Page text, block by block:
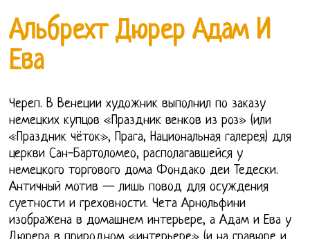
Альбрехт Дюрер Адам И
Ева
Череп. В Венеции художник выполнил по заказу
немецких купцов «Праздник венков из роз» (или
«Праздник чёток», Прага, Национальная галерея) для
церкви Сан-Бартоломео, располагавшейся у
немецкого торгового дома Фондако деи Тедески.
Античный мотив — лишь повод для осуждения
суетности и греховности. Чета Арнольфини
изображена в домашнем интерьере, а Адам и Ева у